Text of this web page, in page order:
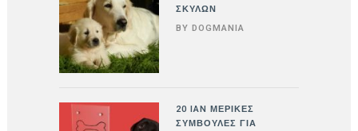
ΣΚΎΛΩΝ
BY DOGMANIA
20 ΙΑΝ ΜΕΡΙΚΈΣ
ΣΥΜΒΟΥΛΈΣ ΓΙΑ